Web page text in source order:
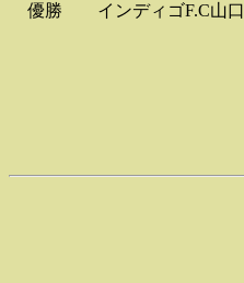
優勝 インディゴF.C山口